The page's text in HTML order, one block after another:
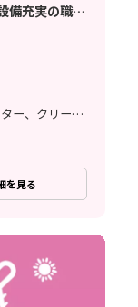
備充実の職場
検査、組立・組付け、マシンオペレーター、クリーンルーム
を見る